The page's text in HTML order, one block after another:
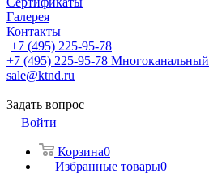
Галерея
Контакты
+7 (495) 225-95-78
+7 (495) 225-95-78 Многоканальный
sale@ktnd.ru
Задать вопрос
Войти
Корзина0
Избранные товары0